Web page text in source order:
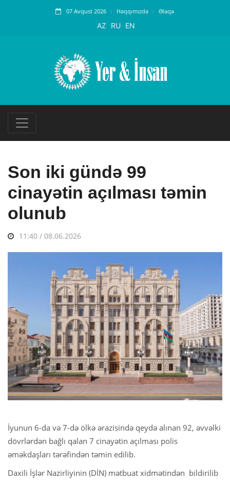
07 Avqust 2026 Haqqımızda Əlaqə
AZ RU EN
Son iki gündə 99
cinayətin açılması təmin
olunub
11:40 / 08.06.2026
İyunun 6-da və 7-də ölkə ərazisində qeydə alınan 92, əvvəlki
dövrlərdən bağlı qalan 7 cinayətin açılması polis
əməkdaşları tərəfindən təmin edilib.
Daxili İşlər Nazirliyinin (DİN) mətbuat xidmətindən bildirilib